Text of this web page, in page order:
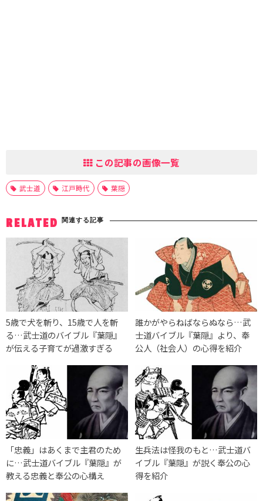
この記事の画像一覧
武士道 江戸時代 葉隠
RELATED 関連する記事
5歳で犬を斬り、15歳で人を斬
る…武士道のバイブル『葉隠』
が伝える子育てが過激すぎる
誰かがやらねばならぬなら…武
士道バイブル『葉隠』より、奉
公人（社会人）の心得を紹介
「忠義」はあくまで主君のため
に…武士道バイブル『葉隠』が
教える忠義と奉公の心構え
生兵法は怪我のもと…武士道バ
イブル『葉隠』が説く奉公の心
得を紹介